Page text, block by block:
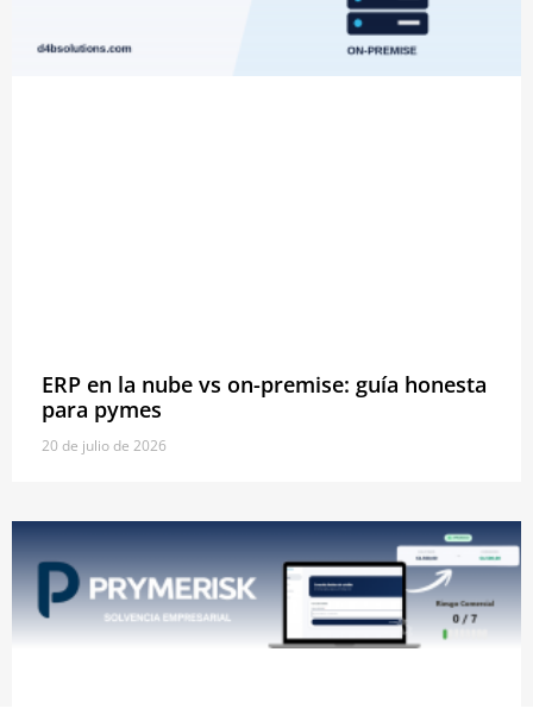
ERP en la nube vs on-premise: guía honesta
para pymes
20 de julio de 2026